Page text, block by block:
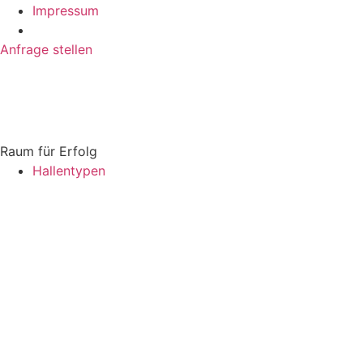
Impressum
Anfrage stellen
Raum für Erfolg
Hallentypen